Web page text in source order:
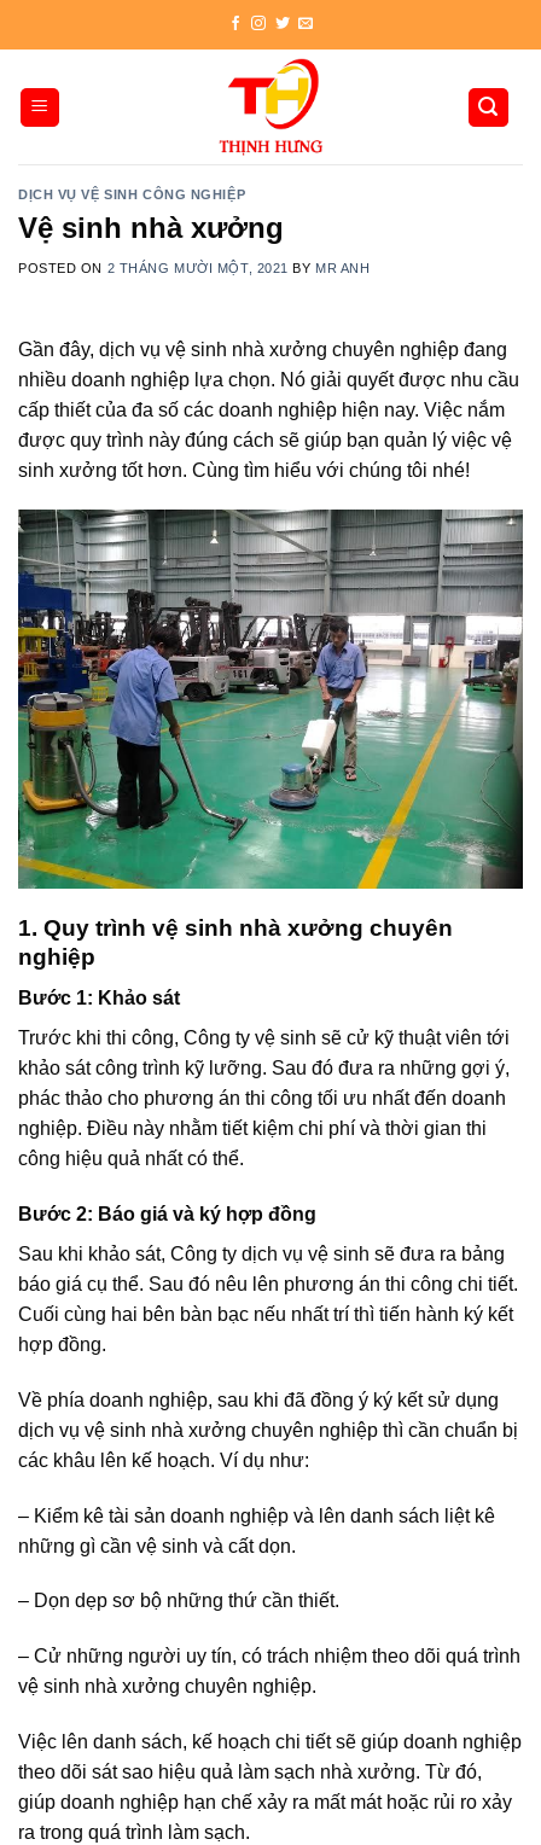
DỊCH VỤ VỆ SINH CÔNG NGHIỆP
Vệ sinh nhà xưởng
POSTED ON 2 THÁNG MƯỜI MỘT, 2021 BY MR ANH
Gần đây, dịch vụ vệ sinh nhà xưởng chuyên nghiệp đang
nhiều doanh nghiệp lựa chọn. Nó giải quyết được nhu cầu
cấp thiết của đa số các doanh nghiệp hiện nay. Việc nắm
được quy trình này đúng cách sẽ giúp bạn quản lý việc vệ
sinh xưởng tốt hơn. Cùng tìm hiểu với chúng tôi nhé!
1. Quy trình vệ sinh nhà xưởng chuyên
nghiệp
Bước 1: Khảo sát
Trước khi thi công, Công ty vệ sinh sẽ cử kỹ thuật viên tới
khảo sát công trình kỹ lưỡng. Sau đó đưa ra những gợi ý,
phác thảo cho phương án thi công tối ưu nhất đến doanh
nghiệp. Điều này nhằm tiết kiệm chi phí và thời gian thi
công hiệu quả nhất có thể.
Bước 2: Báo giá và ký hợp đồng
Sau khi khảo sát, Công ty dịch vụ vệ sinh sẽ đưa ra bảng
báo giá cụ thể. Sau đó nêu lên phương án thi công chi tiết.
Cuối cùng hai bên bàn bạc nếu nhất trí thì tiến hành ký kết
hợp đồng.
Về phía doanh nghiệp, sau khi đã đồng ý ký kết sử dụng
dịch vụ vệ sinh nhà xưởng chuyên nghiệp thì cần chuẩn bị
các khâu lên kế hoạch. Ví dụ như:
– Kiểm kê tài sản doanh nghiệp và lên danh sách liệt kê
những gì cần vệ sinh và cất dọn.
– Dọn dẹp sơ bộ những thứ cần thiết.
– Cử những người uy tín, có trách nhiệm theo dõi quá trình
vệ sinh nhà xưởng chuyên nghiệp.
Việc lên danh sách, kế hoạch chi tiết sẽ giúp doanh nghiệp
theo dõi sát sao hiệu quả làm sạch nhà xưởng. Từ đó,
giúp doanh nghiệp hạn chế xảy ra mất mát hoặc rủi ro xảy
ra trong quá trình làm sạch.